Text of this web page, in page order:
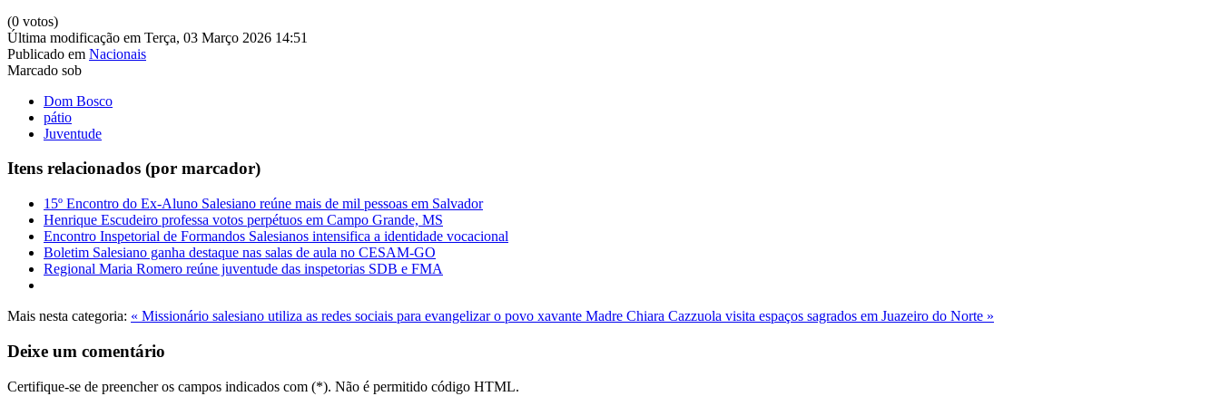
(0 votos)
Última modificação em Terça, 03 Março 2026 14:51
Publicado em Nacionais
Marcado sob
Dom Bosco
pátio
Juventude
Itens relacionados (por marcador)
15º Encontro do Ex-Aluno Salesiano reúne mais de mil pessoas em Salvador
Henrique Escudeiro professa votos perpétuos em Campo Grande, MS
Encontro Inspetorial de Formandos Salesianos intensifica a identidade vocacional
Boletim Salesiano ganha destaque nas salas de aula no CESAM-GO
Regional Maria Romero reúne juventude das inspetorias SDB e FMA
Mais nesta categoria: « Missionário salesiano utiliza as redes sociais para evangelizar o povo xavante Madre Chiara Cazzuola visita espaços sagrados em Juazeiro do Norte »
Deixe um comentário
Certifique-se de preencher os campos indicados com (*). Não é permitido código HTML.